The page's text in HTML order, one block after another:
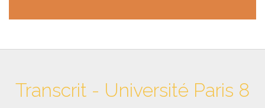
Transcrit - Université Paris 8